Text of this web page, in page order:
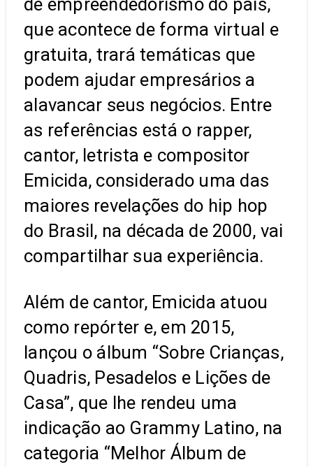
de empreendedorismo do país,
que acontece de forma virtual e
gratuita, trará temáticas que
podem ajudar empresários a
alavancar seus negócios. Entre
as referências está o rapper,
cantor, letrista e compositor
Emicida, considerado uma das
maiores revelações do hip hop
do Brasil, na década de 2000, vai
compartilhar sua experiência.
Além de cantor, Emicida atuou
como repórter e, em 2015,
lançou o álbum “Sobre Crianças,
Quadris, Pesadelos e Lições de
Casa”, que lhe rendeu uma
indicação ao Grammy Latino, na
categoria “Melhor Álbum de